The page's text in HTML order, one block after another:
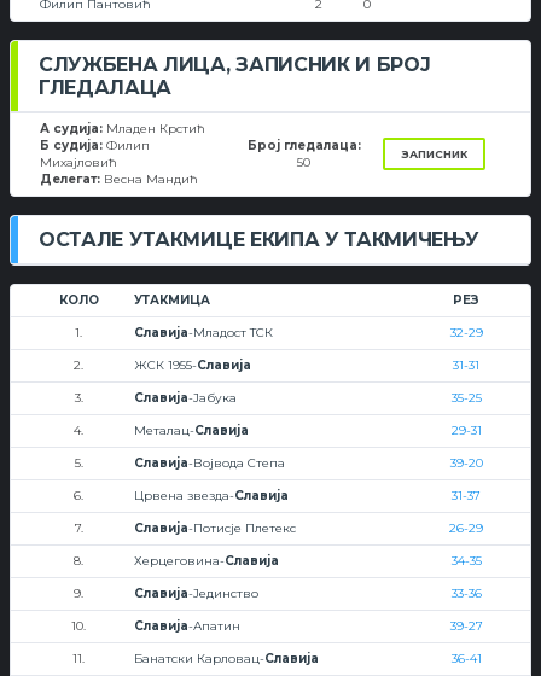
Филип Пантовић 2 0
СЛУЖБЕНА ЛИЦА, ЗАПИСНИК И БРОЈ
ГЛЕДАЛАЦА
А судија: Младен Крстић
Б судија: Филип
Михајловић
Делегат: Весна Мандић
Број гледалаца:
50
ЗАПИСНИК
ОСТАЛЕ УТАКМИЦЕ ЕКИПА У ТАКМИЧЕЊУ
КОЛО УТАКМИЦА РЕЗ
1. Славија-Младост ТСК 32-29
2. ЖСК 1955-Славија 31-31
3. Славија-Јабука 35-25
4. Металац-Славија 29-31
5. Славија-Војвода Степа 39-20
6. Црвена звезда-Славија 31-37
7. Славија-Потисје Плетекс 26-29
8. Херцеговина-Славија 34-35
9. Славија-Јединство 33-36
10. Славија-Апатин 39-27
11. Банатски Карловац-Славија 36-41